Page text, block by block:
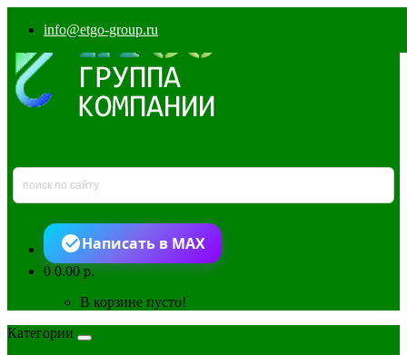
info@etgo-group.ru
Написать в MAX
00.00 р.
В корзине пусто!
Категории